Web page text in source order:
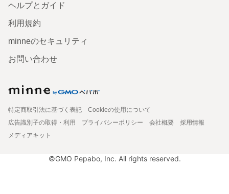
ヘルプとガイド
利用規約
minneのセキュリティ
お問い合わせ
特定商取引法に基づく表記
Cookieの使用について
広告識別子の取得・利用
プライバシーポリシー 会社概要
採用情報
メディアキット
©GMO Pepabo, Inc. All rights reserved.